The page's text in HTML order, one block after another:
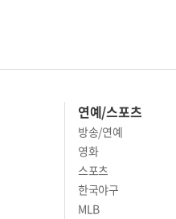
연예/스포츠
방송/연예
영화
스포츠
한국야구
MLB